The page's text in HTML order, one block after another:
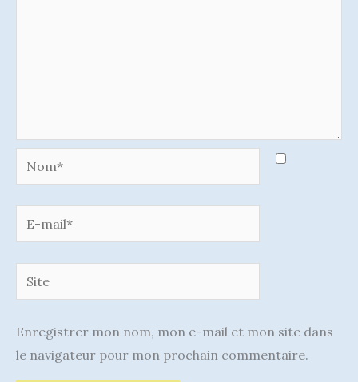
Nom*
E-
mail*
Site
Enregistrer mon nom, mon e-mail et mon site dans
le navigateur pour mon prochain commentaire.